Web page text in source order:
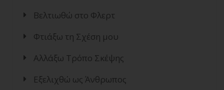
Βελτιωθώ στο Φλερτ
Φτιάξω τη Σχέση μου
Αλλάξω Τρόπο Σκέψης
Εξελιχθώ ως Άνθρωπος